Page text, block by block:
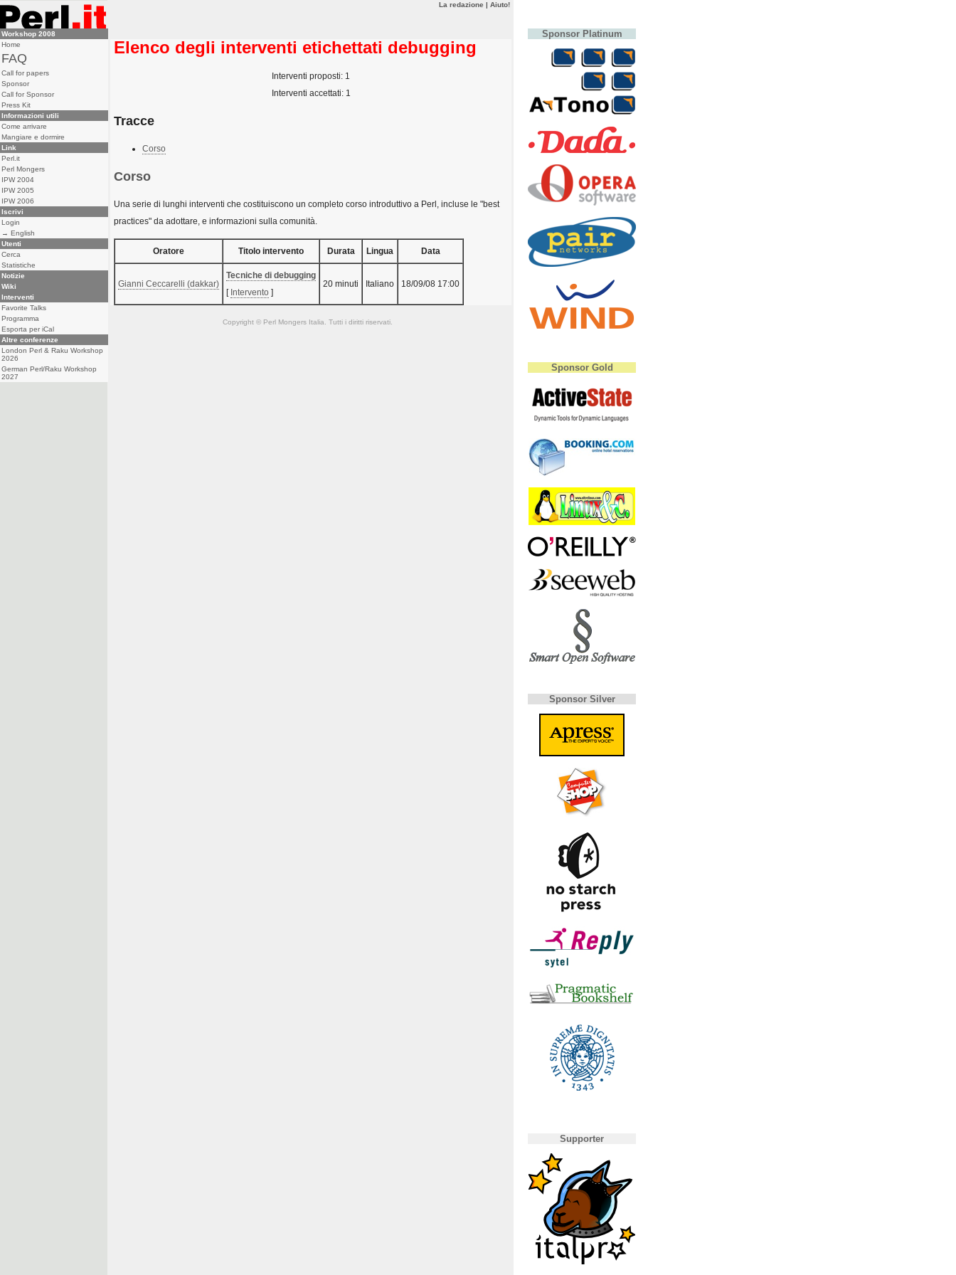
La redazione | Aiuto!
Elenco degli interventi etichettati debugging
Interventi proposti: 1
Interventi accettati: 1
Tracce
Corso
Corso
Una serie di lunghi interventi che costituiscono un completo corso introduttivo a Perl, incluse le "best
practices" da adottare, e informazioni sulla comunità.
Oratore Titolo intervento Durata Lingua Data
Gianni Ceccarelli (‎dakkar‎)
‎Tecniche di debugging‎
[ Intervento ]
20 minuti Italiano 18/09/08 17:00
Copyright © Perl Mongers Italia. Tutti i diritti riservati.
Workshop 2008
Home
FAQ
Call for papers
Sponsor
Call for Sponsor
Press Kit
Informazioni utili
Come arrivare
Mangiare e dormire
Link
Perl.it
Perl Mongers
IPW 2004
IPW 2005
IPW 2006
Iscrivi
Login
→ English
Utenti
Cerca
Statistiche
Notizie
Wiki
Interventi
Favorite Talks
Programma
Esporta per iCal
Altre conferenze
London Perl & Raku Workshop
2026
German Perl/Raku Workshop
2027
Sponsor Platinum
Sponsor Gold
Sponsor Silver
Supporter